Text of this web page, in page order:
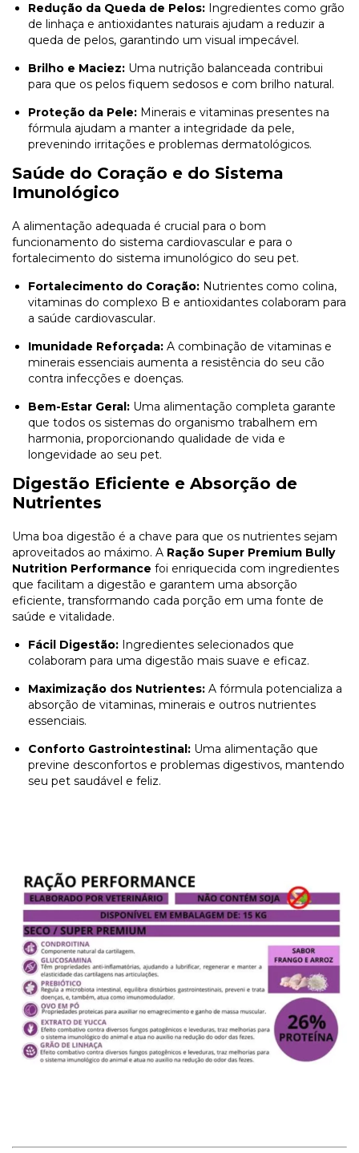
Redução da Queda de Pelos: Ingredientes como grão
de linhaça e antioxidantes naturais ajudam a reduzir a
queda de pelos, garantindo um visual impecável.
Brilho e Maciez: Uma nutrição balanceada contribui
para que os pelos fiquem sedosos e com brilho natural.
Proteção da Pele: Minerais e vitaminas presentes na
fórmula ajudam a manter a integridade da pele,
prevenindo irritações e problemas dermatológicos.
Saúde do Coração e do Sistema
Imunológico
A alimentação adequada é crucial para o bom
funcionamento do sistema cardiovascular e para o
fortalecimento do sistema imunológico do seu pet.
Fortalecimento do Coração: Nutrientes como colina,
vitaminas do complexo B e antioxidantes colaboram para
a saúde cardiovascular.
Imunidade Reforçada: A combinação de vitaminas e
minerais essenciais aumenta a resistência do seu cão
contra infecções e doenças.
Bem-Estar Geral: Uma alimentação completa garante
que todos os sistemas do organismo trabalhem em
harmonia, proporcionando qualidade de vida e
longevidade ao seu pet.
Digestão Eficiente e Absorção de
Nutrientes
Uma boa digestão é a chave para que os nutrientes sejam
aproveitados ao máximo. A Ração Super Premium Bully
Nutrition Performance foi enriquecida com ingredientes
que facilitam a digestão e garantem uma absorção
eficiente, transformando cada porção em uma fonte de
saúde e vitalidade.
Fácil Digestão: Ingredientes selecionados que
colaboram para uma digestão mais suave e eficaz.
Maximização dos Nutrientes: A fórmula potencializa a
absorção de vitaminas, minerais e outros nutrientes
essenciais.
Conforto Gastrointestinal: Uma alimentação que
previne desconfortos e problemas digestivos, mantendo
seu pet saudável e feliz.